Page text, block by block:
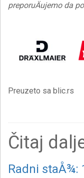
preporuÄujemo da
Preuzeto sa blic.rs
Čitaj
Radni staÅ¾: